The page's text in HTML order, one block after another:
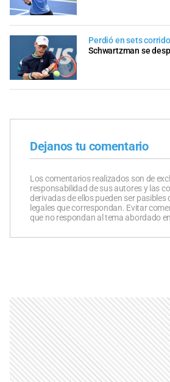
Perdió en sets
Schwartzman se
Dejanos tu comentario
Los comentarios realizados son de
responsabilidad de sus autores y las
derivadas de ellos pueden ser pasibles
legales que correspondan. Evitar
que no respondan al tema abordado